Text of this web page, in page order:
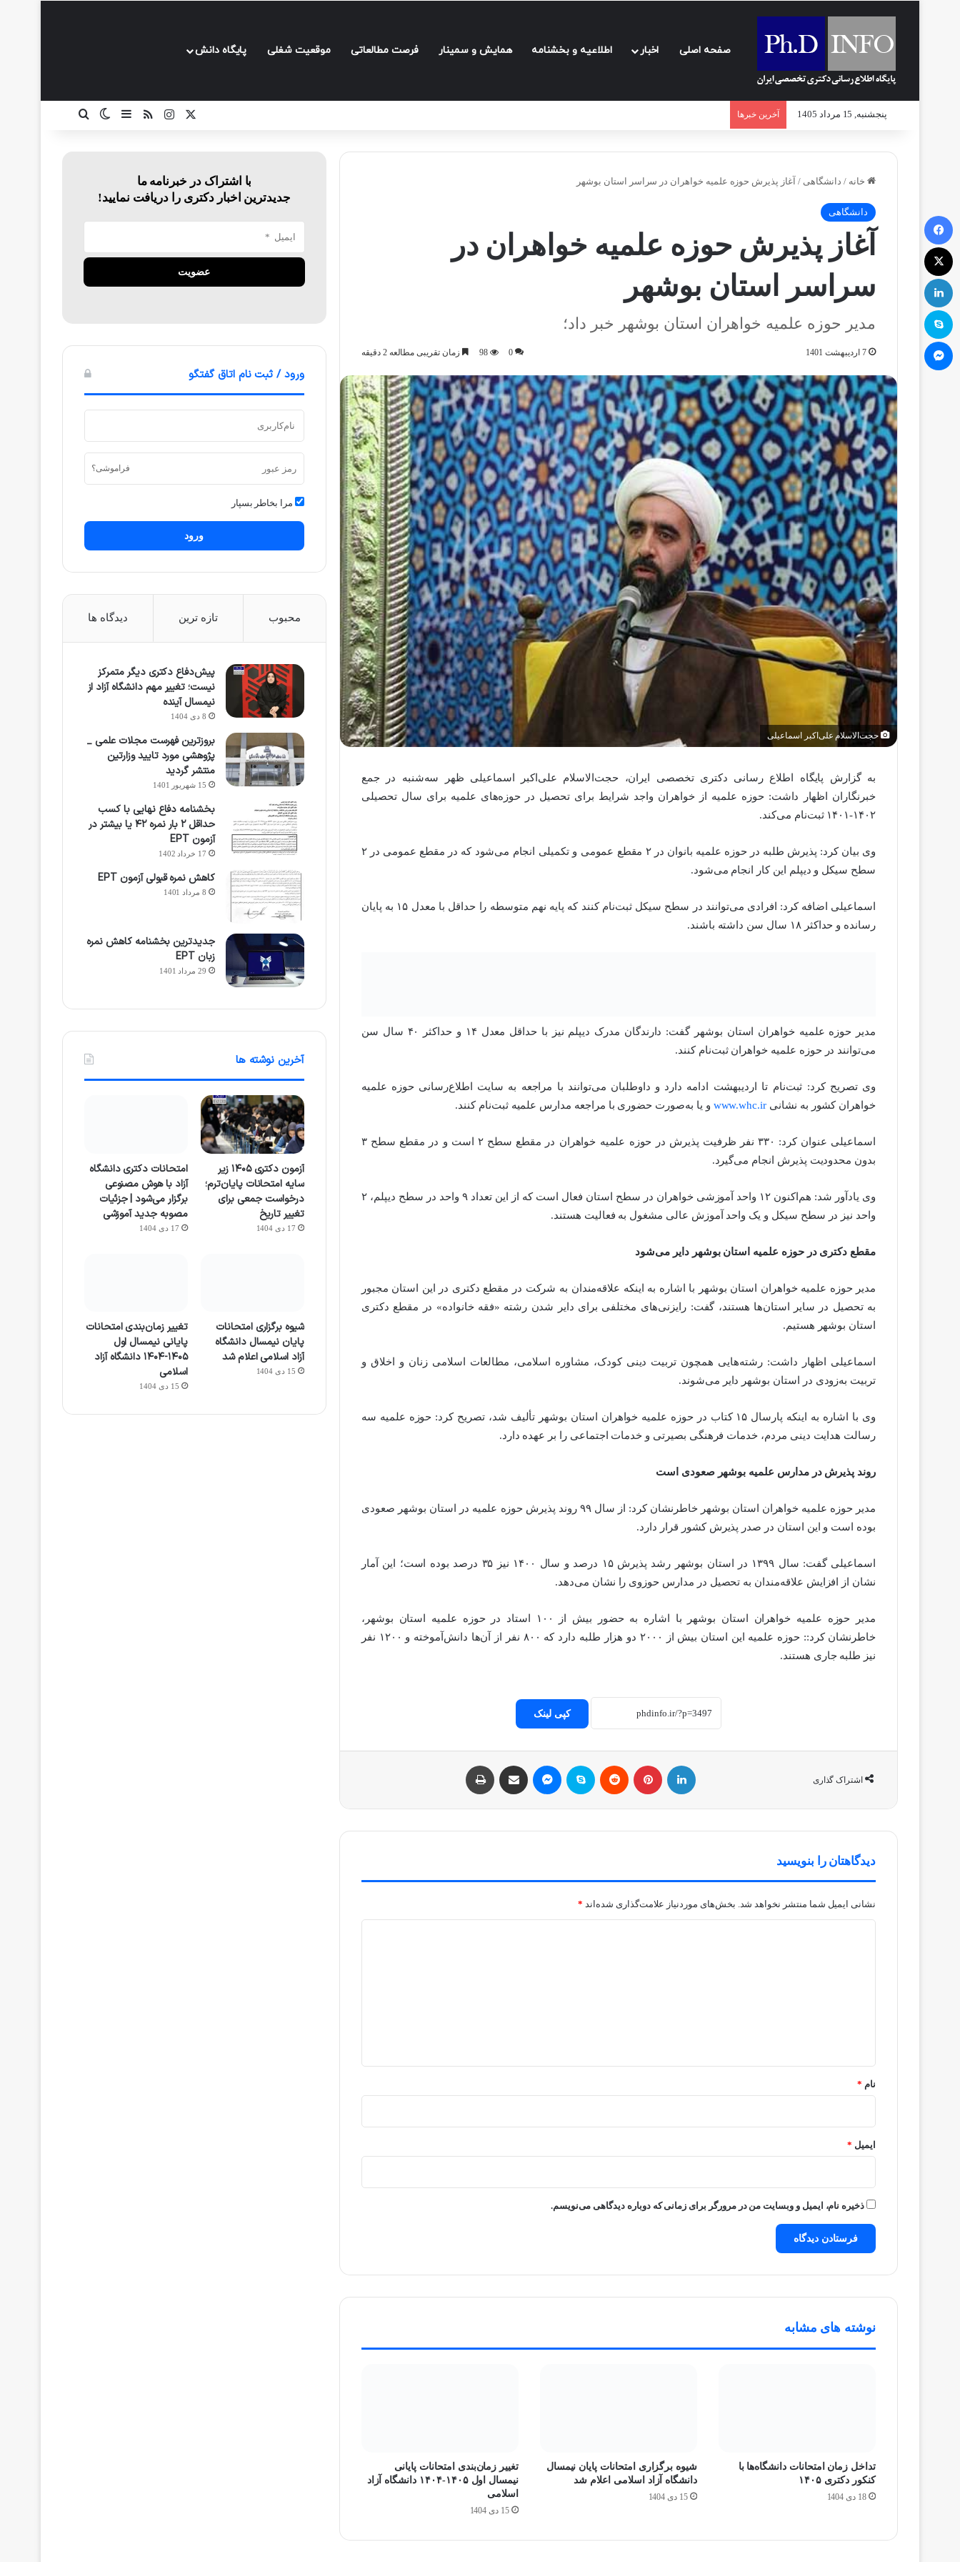
صفحه اصلی اخبار اطلاعیه و بخشنامه‌ همایش و سمینار فرصت مطالعاتی موقعیت شغلی پایگاه دانش
پنجشنبه, 15 مرداد 1405 آخرین خبرها ایکساینستاگرام
خوراکسایدبارتغییر پوسته
خانه / دانشگاهی / آغاز پذیرش حوزه علمیه خواهران در سراسر استان بوشهر
دانشگاهی
آغاز پذیرش حوزه علمیه خواهران در
سراسر استان بوشهر
مدیر حوزه علمیه خواهران استان بوشهر خبر داد؛
7 اردیبهشت 1401 0
98 زمان تقریبی مطالعه 2 دقیقه
حجت‌الاسلام علی‌اکبر اسماعیلی
به گزارش پایگاه اطلاع رسانی دکتری تخصصی ایران، حجت‌الاسلام علی‌اکبر اسماعیلی ظهر سه‌شنبه در جمع
خبرنگاران اظهار داشت: حوزه علمیه از خواهران واجد شرایط برای تحصیل در حوزه‌های علمیه برای سال تحصیلی
۱۴۰۲-۱۴۰۱ ثبت‌نام می‌کند.
وی بیان کرد: پذیرش طلبه در حوزه علمیه بانوان در ۲ مقطع عمومی و تکمیلی انجام می‌شود که در مقطع عمومی در ۲
سطح سیکل و دیپلم این کار انجام می‌شود.
اسماعیلی اضافه کرد: افرادی می‌توانند در سطح سیکل ثبت‌نام کنند که پایه نهم متوسطه را حداقل با معدل ۱۵ به پایان
رسانده و حداکثر ۱۸ سال سن داشته باشند.
مدیر حوزه علمیه خواهران استان بوشهر گفت: دارندگان مدرک دیپلم نیز با حداقل معدل ۱۴ و حداکثر ۴۰ سال سن
می‌توانند در حوزه علمیه خواهران ثبت‌نام کنند.
وی تصریح کرد: ثبت‌نام تا اردیبهشت ادامه دارد و داوطلبان می‌توانند با مراجعه به سایت اطلاع‌رسانی حوزه علمیه
خواهران کشور به نشانی www.whc.ir و یا به‌صورت حضوری با مراجعه مدارس علمیه ثبت‌نام کنند.
اسماعیلی عنوان کرد: ۳۳۰ نفر ظرفیت پذیرش در حوزه علمیه خواهران در مقطع سطح ۲ است و در مقطع سطح ۳
بدون محدودیت پذیرش انجام می‌گیرد.
وی یادآور شد: هم‌اکنون ۱۲ واحد آموزشی خواهران در سطح استان فعال است که از این تعداد ۹ واحد در سطح دیپلم، ۲
واحد نیز در سطح سیکل و یک واحد آموزش عالی مشغول به فعالیت هستند.
مقطع دکتری در حوزه علمیه استان بوشهر دایر می‌شود
مدیر حوزه علمیه خواهران استان بوشهر با اشاره به اینکه علاقه‌مندان به شرکت در مقطع دکتری در این استان مجبور
به تحصیل در سایر استان‌ها هستند، گفت: رایزنی‌های مختلفی برای دایر شدن رشته «فقه خانواده» در مقطع دکتری
استان بوشهر هستیم.
اسماعیلی اظهار داشت: رشته‌هایی همچون تربیت دینی کودک، مشاوره اسلامی، مطالعات اسلامی زنان و اخلاق و
تربیت به‌زودی در استان بوشهر دایر می‌شوند.
وی با اشاره به اینکه پارسال ۱۵ کتاب در حوزه علمیه خواهران استان بوشهر تألیف شد، تصریح کرد: حوزه علمیه سه
رسالت هدایت دینی مردم، خدمات فرهنگی بصیرتی و خدمات اجتماعی را بر عهده دارد.
روند پذیرش در مدارس علمیه بوشهر صعودی است
مدیر حوزه علمیه خواهران استان بوشهر خاطرنشان کرد: از سال ۹۹ روند پذیرش حوزه علمیه در استان بوشهر صعودی
بوده است و این استان در صدر پذیرش کشور قرار دارد.
اسماعیلی گفت: سال ۱۳۹۹ در استان بوشهر رشد پذیرش ۱۵ درصد و سال ۱۴۰۰ نیز ۳۵ درصد بوده است؛ این آمار
نشان از افزایش علاقه‌مندان به تحصیل در مدارس حوزوی را نشان می‌دهد.
مدیر حوزه علمیه خواهران استان بوشهر با اشاره به حضور بیش از ۱۰۰ استاد در حوزه علمیه استان بوشهر،
خاطرنشان کرد:: حوزه علمیه این استان بیش از ۲۰۰۰ دو هزار طلبه دارد که ۸۰۰ نفر از آن‌ها دانش‌آموخته و ۱۲۰۰ نفر
نیز طلبه جاری هستند.
کپی لینک
اشتراک گذاری
دیدگاهتان را بنویسید
نشانی ایمیل شما منتشر نخواهد شد. بخش‌های موردنیاز علامت‌گذاری شده‌اند *
نام *
ایمیل *
ذخیره نام، ایمیل و وبسایت من در مرورگر برای زمانی که دوباره دیدگاهی می‌نویسم.
نوشته های مشابه
تداخل زمان امتحانات دانشگاه‌ها با
کنکور دکتری ۱۴۰۵
18 دی 1404
شیوه برگزاری امتحانات پایان نیمسال
دانشگاه آزاد اسلامی اعلام شد
15 دی 1404
تغییر زمان‌بندی امتحانات پایانی
نیمسال اول ۱۴۰۵-۱۴۰۴ دانشگاه آزاد
اسلامی
15 دی 1404
با اشتراک در خبرنامه ما
جدیدترین اخبار دکتری را دریافت نمایید!
ورود / ثبت نام اتاق گفتگو
فراموشی؟
مرا بخاطر بسپار
ورود
محبوب تازه ترین دیدگاه ها
پیش‌دفاع دکتری دیگر متمرکز
نیست؛ تغییر مهم دانشگاه آزاد از
نیمسال آینده
8 دی 1404
بروزترین فهرست مجلات علمی _
پژوهشی مورد تایید وزارتین
منتشر گردید
15 شهریور 1401
بخشنامه دفاع نهایی با کسب
حداقل ۲ بار نمره ۴۲ یا بیشتر در
آزمون EPT
17 خرداد 1402
کاهش نمره قبولی آزمون EPT
8 مرداد 1401
جدیدترین بخشنامه کاهش نمره
زبان EPT
29 مرداد 1401
آخرین نوشته ها
آزمون دکتری ۱۴۰۵ زیر
سایه امتحانات پایان‌ترم؛
درخواست جمعی برای
تغییر تاریخ
17 دی 1404
امتحانات دکتری دانشگاه
آزاد با هوش مصنوعی
برگزار می‌شود | جزئیات
مصوبه جدید آموزشی
17 دی 1404
شیوه برگزاری امتحانات
پایان نیمسال دانشگاه
آزاد اسلامی اعلام شد
15 دی 1404
تغییر زمان‌بندی امتحانات
پایانی نیمسال اول
۱۴۰۵-۱۴۰۴ دانشگاه آزاد
اسلامی
15 دی 1404